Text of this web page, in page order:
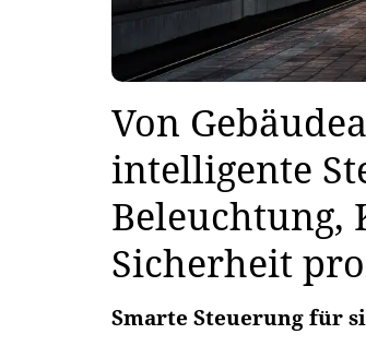
Von
intelligente
Sicherheit
Smarte Steuerung für